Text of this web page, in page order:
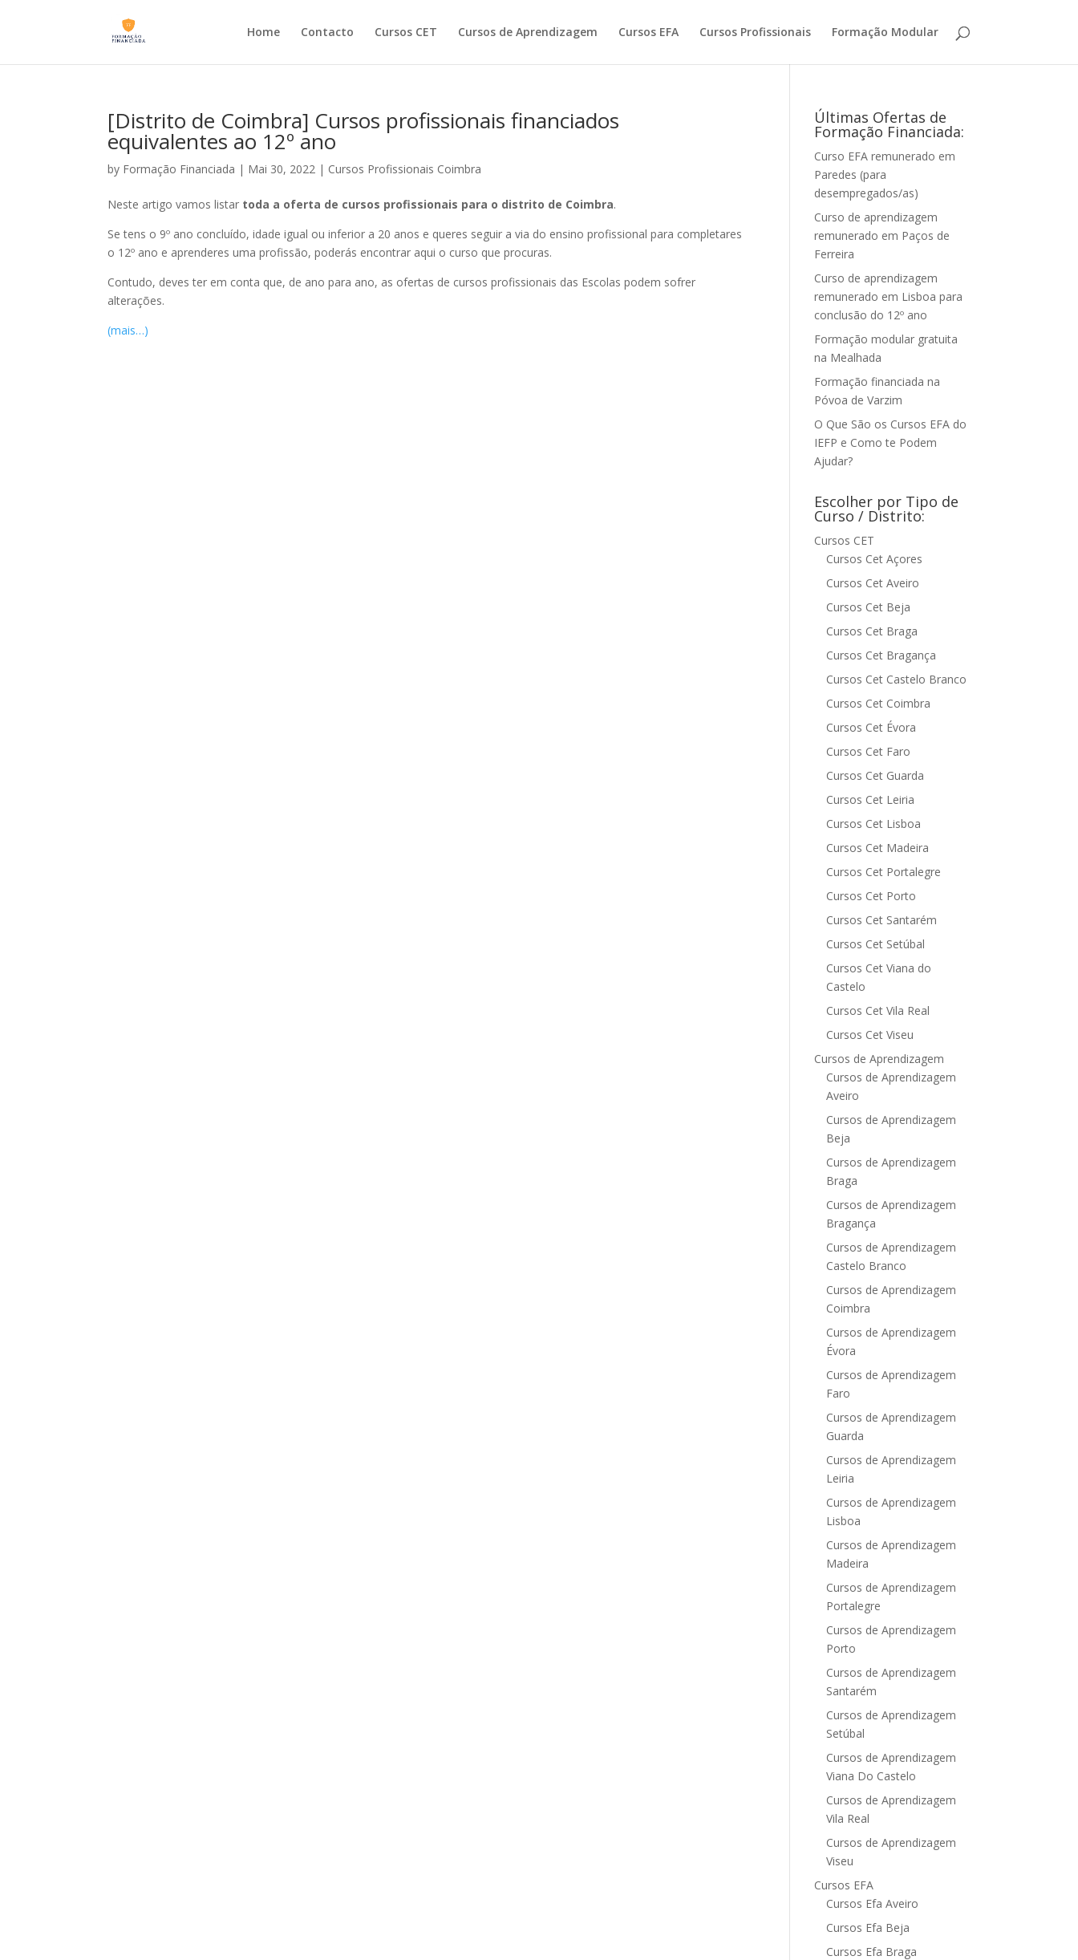
Home Contacto Cursos CET Cursos de Aprendizagem Cursos EFA Cursos Profissionais Formação Modular
[Distrito de Coimbra] Cursos profissionais financiados
equivalentes ao 12º ano
by Formação Financiada | Mai 30, 2022 | Cursos Profissionais Coimbra
Neste artigo vamos listar toda a oferta de cursos profissionais para o distrito de Coimbra.
Se tens o 9º ano concluído, idade igual ou inferior a 20 anos e queres seguir a via do ensino profissional para completares
o 12º ano e aprenderes uma profissão, poderás encontrar aqui o curso que procuras.
Contudo, deves ter em conta que, de ano para ano, as ofertas de cursos profissionais das Escolas podem sofrer
alterações.
(mais…)
Últimas Ofertas de
Formação Financiada:
Curso EFA remunerado em
Paredes (para
desempregados/as)
Curso de aprendizagem
remunerado em Paços de
Ferreira
Curso de aprendizagem
remunerado em Lisboa para
conclusão do 12º ano
Formação modular gratuita
na Mealhada
Formação financiada na
Póvoa de Varzim
O Que São os Cursos EFA do
IEFP e Como te Podem
Ajudar?
Escolher por Tipo de
Curso / Distrito:
Cursos CET
Cursos Cet Açores
Cursos Cet Aveiro
Cursos Cet Beja
Cursos Cet Braga
Cursos Cet Bragança
Cursos Cet Castelo Branco
Cursos Cet Coimbra
Cursos Cet Évora
Cursos Cet Faro
Cursos Cet Guarda
Cursos Cet Leiria
Cursos Cet Lisboa
Cursos Cet Madeira
Cursos Cet Portalegre
Cursos Cet Porto
Cursos Cet Santarém
Cursos Cet Setúbal
Cursos Cet Viana do
Castelo
Cursos Cet Vila Real
Cursos Cet Viseu
Cursos de Aprendizagem
Cursos de Aprendizagem
Aveiro
Cursos de Aprendizagem
Beja
Cursos de Aprendizagem
Braga
Cursos de Aprendizagem
Bragança
Cursos de Aprendizagem
Castelo Branco
Cursos de Aprendizagem
Coimbra
Cursos de Aprendizagem
Évora
Cursos de Aprendizagem
Faro
Cursos de Aprendizagem
Guarda
Cursos de Aprendizagem
Leiria
Cursos de Aprendizagem
Lisboa
Cursos de Aprendizagem
Madeira
Cursos de Aprendizagem
Portalegre
Cursos de Aprendizagem
Porto
Cursos de Aprendizagem
Santarém
Cursos de Aprendizagem
Setúbal
Cursos de Aprendizagem
Viana Do Castelo
Cursos de Aprendizagem
Vila Real
Cursos de Aprendizagem
Viseu
Cursos EFA
Cursos Efa Aveiro
Cursos Efa Beja
Cursos Efa Braga